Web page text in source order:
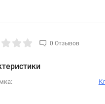
0 Отзывов